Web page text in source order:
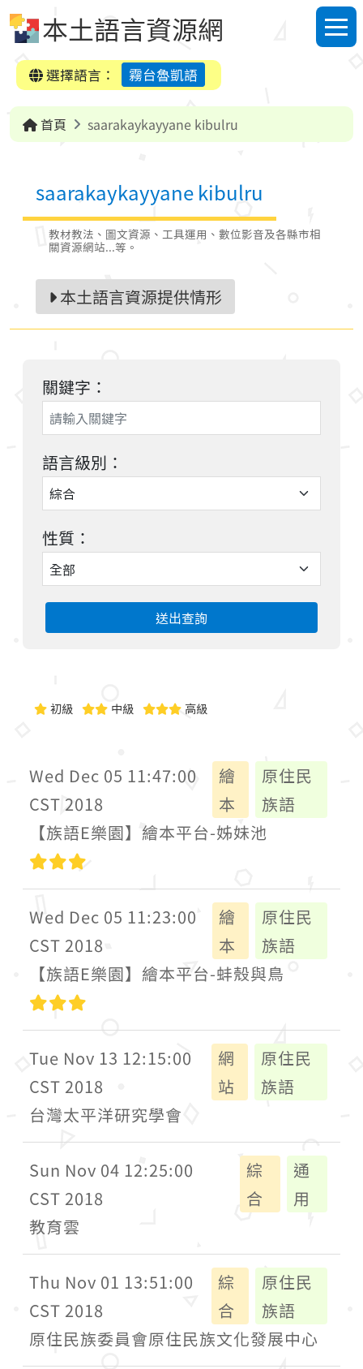
本土語言資源網
選單
選擇語言：
霧台魯凱語
首頁 saarakaykayyane kibulru
saarakaykayyane kibulru
教材教法、圖文資源、工具運用、數位影音及各縣市相
關資源網站...等。
本土語言資源提供情形
關鍵字：
語言級別：
性質：
送出查詢
初級 中級 高級
Wed Dec 05 11:47:00
CST 2018
繪
本
原住民
族語
【族語E樂園】繪本平台-姊妹池
Wed Dec 05 11:23:00
CST 2018
繪
本
原住民
族語
【族語E樂園】繪本平台-蚌殼與鳥
Tue Nov 13 12:15:00
CST 2018
網
站
原住民
族語
台灣太平洋研究學會
Sun Nov 04 12:25:00
CST 2018
綜
合
通
用
教育雲
Thu Nov 01 13:51:00
CST 2018
綜
合
原住民
族語
原住民族委員會原住民族文化發展中心